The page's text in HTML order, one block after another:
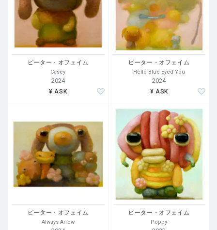
ピーター・オフェイム
Casey
2024
¥ ASK
ピーター・オフェイム
Hello Blue Eyed You
2024
¥ ASK
ピーター・オフェイム
Always Arrow
ピーター・オフェイム
Poppy